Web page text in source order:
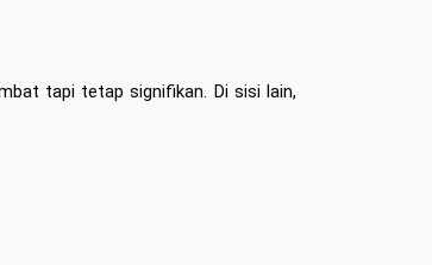
tapi tetap signifikan. Di sisi lain,